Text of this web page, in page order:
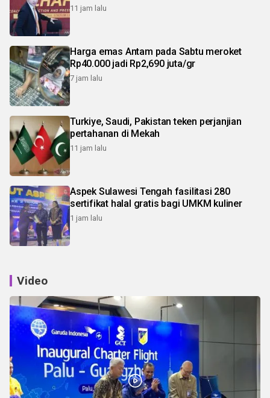
11 jam lalu
Harga emas Antam pada Sabtu meroket
Rp40.000 jadi Rp2,690 juta/gr
7 jam lalu
Turkiye, Saudi, Pakistan teken perjanjian
pertahanan di Mekah
11 jam lalu
Aspek Sulawesi Tengah fasilitasi 280
sertifikat halal gratis bagi UMKM kuliner
1 jam lalu
Video